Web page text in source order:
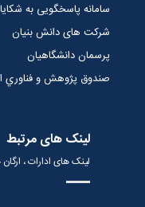
سامانه پاسخگویی به
شرکت های دانش بنیان
پرسمان دانشگاهیان
صندوق پژوهش و فناوري
لینک های مرتبط
لینک های ادارات ،